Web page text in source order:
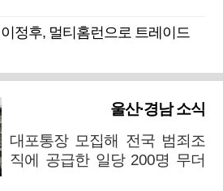
정후, 멀티홈런으로 트레이드
울산·경남 소식
대포통장 모집해 전국 범죄조
직에 공급한 일당 200명 무더